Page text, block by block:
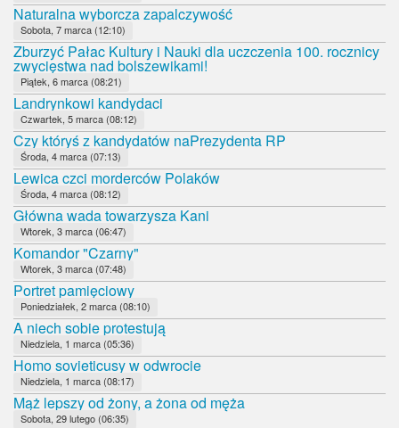
Naturalna wyborcza zapalczywość
Sobota, 7 marca (12:10)
Zburzyć Pałac Kultury i Nauki dla uczczenia 100. rocznicy
zwycięstwa nad bolszewikami!
Piątek, 6 marca (08:21)
Landrynkowi kandydaci
Czwartek, 5 marca (08:12)
Czy któryś z kandydatów naPrezydenta RP
Środa, 4 marca (07:13)
Lewica czci morderców Polaków
Środa, 4 marca (08:12)
Główna wada towarzysza Kani
Wtorek, 3 marca (06:47)
Komandor "Czarny"
Wtorek, 3 marca (07:48)
Portret pamięciowy
Poniedziałek, 2 marca (08:10)
A niech sobie protestują
Niedziela, 1 marca (05:36)
Homo sovieticusy w odwrocie
Niedziela, 1 marca (08:17)
Mąż lepszy od żony, a żona od męża
Sobota, 29 lutego (06:35)